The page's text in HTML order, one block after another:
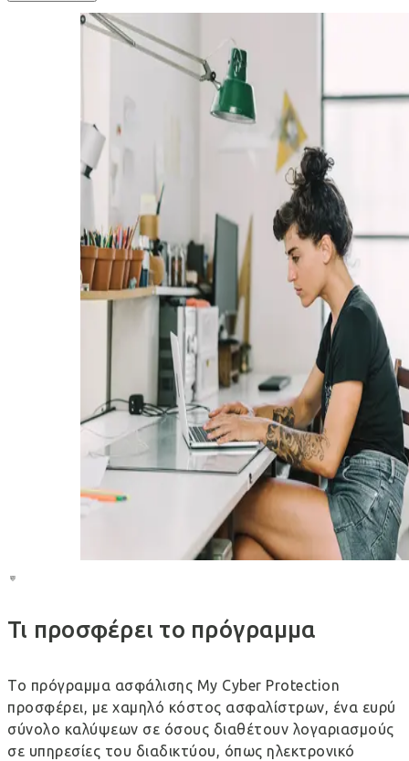
Τι προσφέρει το πρόγραμμα
Το πρόγραμμα ασφάλισης My Cyber Protection
προσφέρει, με χαμηλό κόστος ασφαλίστρων, ένα ευρύ
σύνολο καλύψεων σε όσους διαθέτουν λογαριασμούς
σε υπηρεσίες του διαδικτύου, όπως ηλεκτρονικό